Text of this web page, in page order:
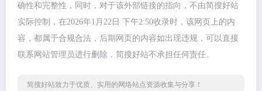
确性和完整性，同时，对于该外部链接的指向，不由简搜好站
实际控制，在2026年1月22日 下午2:50收录时，该网页上的内
容，都属于合规合法，后期网页的内容如出现违规，可以直接
联系网站管理员进行删除，简搜好站不承担任何责任。
简搜好站致力于优质、实用的网络站点资源收集与分享！